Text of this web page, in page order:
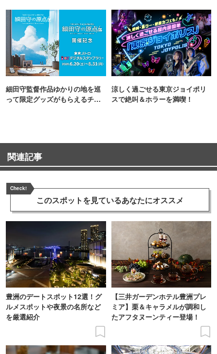
細田守監督作品ゆかりの地を巡
って限定グッズがもらえるチャ
涼しく過ごせる東京ジョイポリ
スで絶叫＆ホラーを満喫！
関連記事
Check!
このスポットを見ているあなたにオススメ
豊洲のデートスポット12選！グ
ルメスポットや夜景の名所など
を厳選紹介
【三井ガーデンホテル豊洲プレ
ミア】栗＆キャラメルが調和し
たアフタヌーンティー登場！